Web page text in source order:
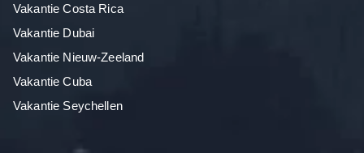
Vakantie Costa Rica
Vakantie Dubai
Vakantie Nieuw-Zeeland
Vakantie Cuba
Vakantie Seychellen